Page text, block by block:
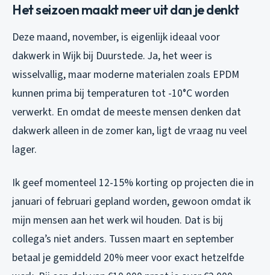
Het seizoen maakt meer uit dan je denkt
Deze maand, november, is eigenlijk ideaal voor
dakwerk in Wijk bij Duurstede. Ja, het weer is
wisselvallig, maar moderne materialen zoals EPDM
kunnen prima bij temperaturen tot -10°C worden
verwerkt. En omdat de meeste mensen denken dat
dakwerk alleen in de zomer kan, ligt de vraag nu veel
lager.
Ik geef momenteel 12-15% korting op projecten die in
januari of februari gepland worden, gewoon omdat ik
mijn mensen aan het werk wil houden. Dat is bij
collega’s niet anders. Tussen maart en september
betaal je gemiddeld 20% meer voor exact hetzelfde